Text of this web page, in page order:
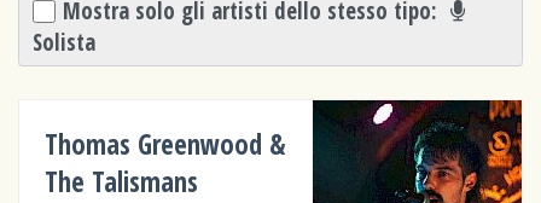
Mostra solo gli artisti dello stesso tipo:
Solista
Thomas Greenwood &
The Talismans